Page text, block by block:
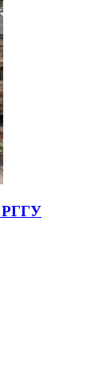
РГГУ